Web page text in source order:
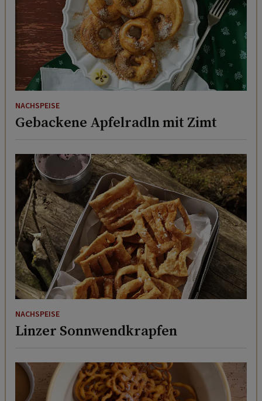
NACHSPEISE
Gebackene Apfelradln mit Zimt
NACHSPEISE
Linzer Sonnwendkrapfen